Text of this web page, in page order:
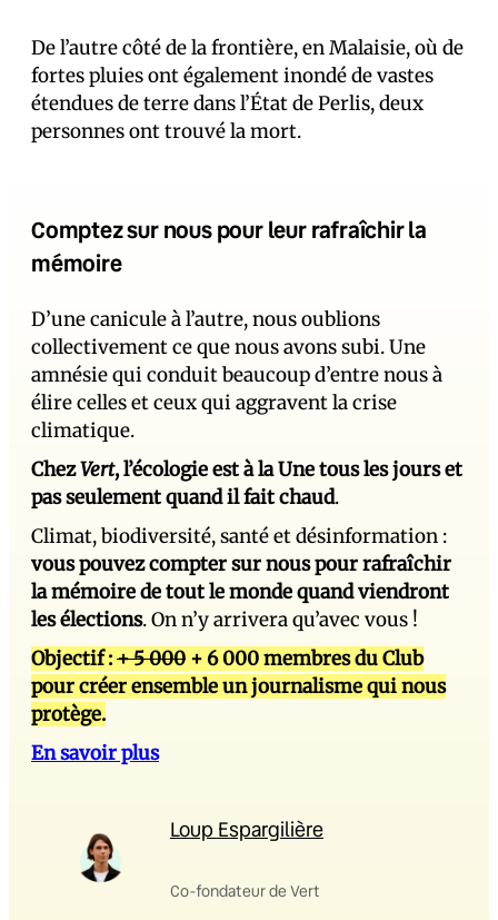
De l’autre côté de la frontière, en Malaisie, où de
fortes pluies ont également inondé de vastes
étendues de terre dans l’État de Perlis, deux
personnes ont trouvé la mort.
Comptez sur nous pour leur rafraîchir la
mémoire
D’une canicule à l’autre, nous oublions
collectivement ce que nous avons subi. Une
amnésie qui conduit beaucoup d’entre nous à
élire celles et ceux qui aggravent la crise
climatique.
ChezVert, l’écologie est à la Une tous les jours et
pas seulement quand il fait chaud.
Climat, biodiversité, santé et désinformation :
vous pouvez compter sur nous pour rafraîchir
la mémoire de tout le monde quand viendront
les élections. On n’y arrivera qu’avec vous !
Objectif :+ 5 000 + 6 000 membres du Club
pour créer ensemble un journalisme qui nous
protège.
En savoir plus
Loup Espargilière
Co-fondateur de Vert